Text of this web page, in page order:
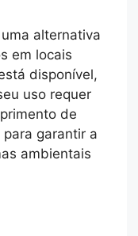
alternativa
em locais
disponível,
uso requer
de
garantir a
ambientais